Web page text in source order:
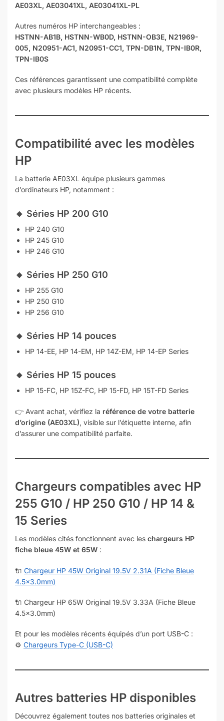
AE03XL, AE03041XL, AE03041XL-PL
Autres numéros HP interchangeables :
HSTNN-AB1B, HSTNN-WB0D, HSTNN-OB3E, N21969-
005, N20951-AC1, N20951-CC1, TPN-DB1N, TPN-IB0R,
TPN-IB0S
Ces références garantissent une compatibilité complète
avec plusieurs modèles HP récents.
Compatibilité avec les modèles
HP
La batterie AE03XL équipe plusieurs gammes
d’ordinateurs HP, notamment :
🔸 Séries HP 200 G10
HP 240 G10
HP 245 G10
HP 246 G10
🔸 Séries HP 250 G10
HP 255 G10
HP 250 G10
HP 256 G10
🔸 Séries HP 14 pouces
HP 14-EE, HP 14-EM, HP 14Z-EM, HP 14-EP Series
🔸 Séries HP 15 pouces
HP 15-FC, HP 15Z-FC, HP 15-FD, HP 15T-FD Series
👉 Avant achat, vérifiez la référence de votre batterie
d’origine (AE03XL), visible sur l’étiquette interne, afin
d’assurer une compatibilité parfaite.
Chargeurs compatibles avec HP
255 G10 / HP 250 G10 / HP 14 &
15 Series
Les modèles cités fonctionnent avec les chargeurs HP
fiche bleue 45W et 65W :
🔌 Chargeur HP 45W Original 19.5V 2.31A (Fiche Bleue
4.5×3.0mm)
🔌 Chargeur HP 65W Original 19.5V 3.33A (Fiche Bleue
4.5×3.0mm)
Et pour les modèles récents équipés d’un port USB-C :
⚙️ Chargeurs Type-C (USB-C)
Autres batteries HP disponibles
Découvrez également toutes nos batteries originales et